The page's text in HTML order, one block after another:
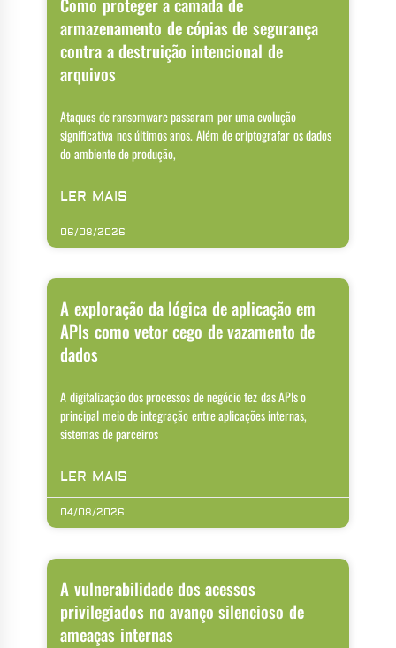
armazenamento de cópias de segurança
contra a destruição intencional de
arquivos
Ataques de ransomware passaram por uma evolução
significativa nos últimos anos. Além de criptografar os dados
do ambiente de produção,
LER MAIS
06/08/2026
A exploração da lógica de aplicação em
APIs como vetor cego de vazamento de
dados
A digitalização dos processos de negócio fez das APIs o
principal meio de integração entre aplicações internas,
sistemas de parceiros
LER MAIS
04/08/2026
A vulnerabilidade dos acessos
privilegiados no avanço silencioso de
ameaças internas